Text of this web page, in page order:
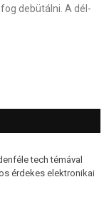
debütálni. A dél-
tech témával
érdekes elektronikai